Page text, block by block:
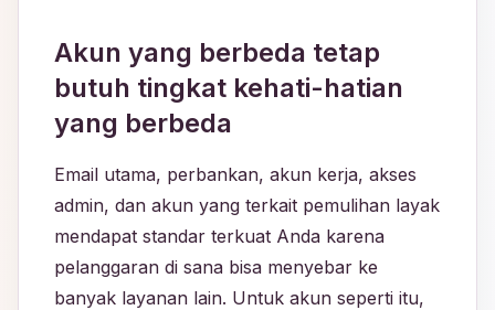
Akun yang berbeda tetap
butuh tingkat kehati-hatian
yang berbeda
Email utama, perbankan, akun kerja, akses
admin, dan akun yang terkait pemulihan layak
mendapat standar terkuat Anda karena
pelanggaran di sana bisa menyebar ke
banyak layanan lain. Untuk akun seperti itu,